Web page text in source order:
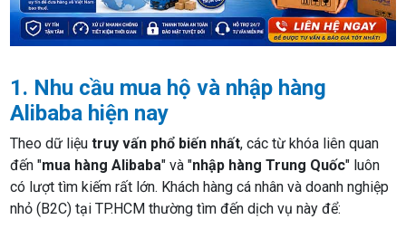
1. Nhu cầu mua hộ và nhập hàng
Alibaba hiện nay
Theo dữ liệutruy vấn phổ biến nhất, các từ khóa liên quan
đến "mua hàng Alibaba" và "nhập hàng Trung Quốc" luôn
có lượt tìm kiếm rất lớn. Khách hàng cá nhân và doanh nghiệp
nhỏ (B2C) tại TP.HCM thường tìm đến dịch vụ này để: